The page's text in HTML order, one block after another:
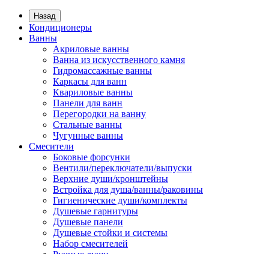
Назад
Кондиционеры
Ванны
Акриловые ванны
Ванна из искусственного камня
Гидромассажные ванны
Каркасы для ванн
Квариловые ванны
Панели для ванн
Перегородки на ванну
Стальные ванны
Чугунные ванны
Смесители
Боковые форсунки
Вентили/переключатели/выпуски
Верхние души/кронштейны
Встройка для душа/ванны/раковины
Гигиенические души/комплекты
Душевые гарнитуры
Душевые панели
Душевые стойки и системы
Набор смесителей